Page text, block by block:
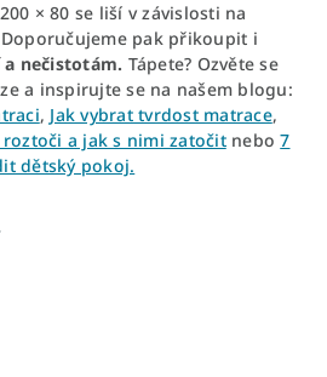
× 80 se liší v závislosti na
pak přikoupit i
nečistotám. Tápete? Ozvěte se
a inspirujte se na našem blogu:
, Jak vybrat tvrdost matrace,
a jak s nimi zatočitnebo7
dětský pokoj.